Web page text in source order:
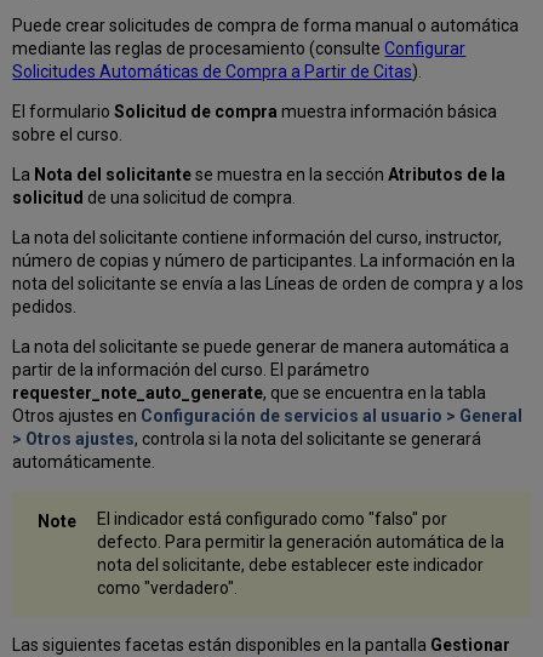
Puede crear solicitudes de compra de forma manual o automática
mediante las reglas de procesamiento (consulteConfigurar
Solicitudes Automáticas de Compra a Partir de Citas).
El formularioSolicitud de compra muestra información básica
sobre el curso.
La Nota del solicitantese muestra en la secciónAtributos de la
solicitud de una solicitud de compra.
La nota del solicitante contiene información del curso, instructor,
número de copias y número de participantes. La información en la
nota del solicitante se envía a las Líneas de orden de compra y a los
pedidos.
La nota del solicitante se puede generar de manera automática a
partir de la información del curso. El parámetro
requester_note_auto_generate, que se encuentra en la tabla
Otros ajustes en Configuración de servicios al usuario > General
> Otros ajustes, controla si la nota del solicitante se generará
automáticamente.
El indicador está configurado como "falso" por
defecto. Para permitir la generación automática de la
nota del solicitante, debe establecer este indicador
como "verdadero".
Las siguientes facetas están disponibles en la pantalla Gestionar